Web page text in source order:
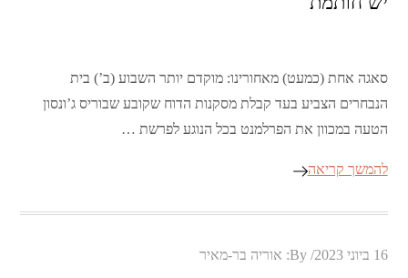
סאגה אחת (כמעט) מאחורינו: מוקדם יותר השבוע (ב’) בית
הנבחרים הצביע בעד קבלת מסקנות הדוח שקובע שבוריס ג’ונסון
הטעה במכוון את הפרלמנט בכל הנוגע לפרשת …
להמשך קריאה
Posted
16 ביוני 2023 By: אוריה בר-מאיר